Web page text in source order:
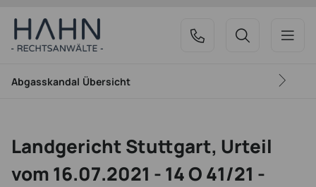
Abgasskandal Übersicht
Landgericht Stuttgart, Urteil
vom 16.07.2021 - 14 O 41/21 -